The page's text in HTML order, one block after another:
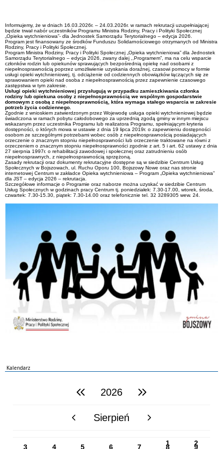
Informujemy, że w dniach 16.03.2026r. – 24.03.2026r. w ramach rekrutacji uzupełniającej
będzie trwał nabór uczestników Programu Ministra Rodziny, Pracy i Polityki Społecznej
„Opieka wytchnieniowa”- dla Jednostek Samorządu Terytorialnego – edycja 2026.
Program jest finansowany ze środków Funduszu Solidarnościowego otrzymanych od Ministra
Rodziny, Pracy i Polityki Społecznej.
Program Ministra Rodziny, Pracy i Polityki Społecznej „Opieka wytchnieniowa” dla Jednostek
Samorządu Terytorialnego – edycja 2026, zwany dalej ,,Programem”, ma na celu wsparcie
członków rodzin lub opiekunów sprawujących bezpośrednią opiekę nad osobami z
niepełnosprawnością poprzez umożliwienie uzyskania doraźnej, czasowi pomocy w formie
usługi opieki wytchnieniowej, tj. odciążenie od codziennych obowiązków łączących się ze
sprawowaniem opieki nad osoba z niepełnosprawnością przez zapewnienie czasowego
zastępstwa w tym zakresie.
Usługi opieki wytchnieniowej przysługują w przypadku zamieszkiwania członka
rodziny lub opiekuna osoby z niepełnosprawnością we wspólnym gospodarstwie
domowym z osobą z niepełnosprawnością, która wymaga stałego wsparcia w zakresie
potrzeb życia codziennego.
Zgodnie z wnioskiem zatwierdzonym przez Wojewodę usługa opieki wytchnieniowej będzie
świadczona w ramach pobytu całodobowego za uprzednią zgodą gminy w innym miejscu
wskazanym przez uczestnika Programu lub realizatora Programu, spełniającym kryteria
dostępności, o których mowa w ustawie z dnia 19 lipca 2019r. o zapewnieniu dostępności
osobom ze szczególnymi potrzebami wobec osób z niepełnosprawnością posiadających
orzeczenie o znacznym stopniu niepełnosprawności lub orzeczenie traktowane na równi z
orzeczeniem o znacznym stopniu niepełnosprawności zgodnie z art. 5 i art. 62 ustawy z dnia
27 sierpnia 1997r. o rehabilitacji zawodowej i społecznej oraz zatrudnieniu osób
niepełnosprawnych, z niepełnosprawnością sprzężoną.
Zasady rekrutacji oraz dokumenty rekrutacyjne dostępne są w siedzibie Centrum Usług
Społecznych w Bojszowach, ul. Ruchu Oporu 100, Bojszowy Nowe oraz nas stronie
internetowej Centrum w zakładce Opieka wytchnieniowa – Program „Opieka wytchnieniowa”
dla JST – edycja 2026 – rekrutacja.
Szczegółowe informacje o Programie oraz naborze można uzyskać w siedzibie Centrum
Usług Społecznych w godzinach pracy Centrum tj. poniedziałek: 7.30-17.00, wtorek, środa,
czwartek: 7.30-15.30, piątek: 7.30-14.00 oraz telefonicznie tel. 32 3289305 wew. 24.
Kalendarz
poprzedni rok2026 następny rok
poprzedni miesiącSierpień następny miesiąc
1 2
3 4 5 6 7 8
9